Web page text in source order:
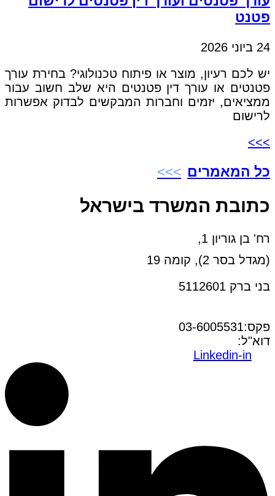
פטנט
24 ביוני 2026
יש לכם רעיון, מוצר או פיתוח טכנולוגי? בחירת עורך
פטנטים או עורך דין פטנטים היא שלב חשוב עבור
ממציאים, יזמים וחברות המבקשים לבדוק אפשרות
לרישום
>>>
כל המאמרים
כתובת המשרד בישראל
רח' בן גוריון 1,
(מגדל בסר 2), קומה 19
בני ברק 5112601
פקס:03-6005531
דוא"ל:
Linkedin-in